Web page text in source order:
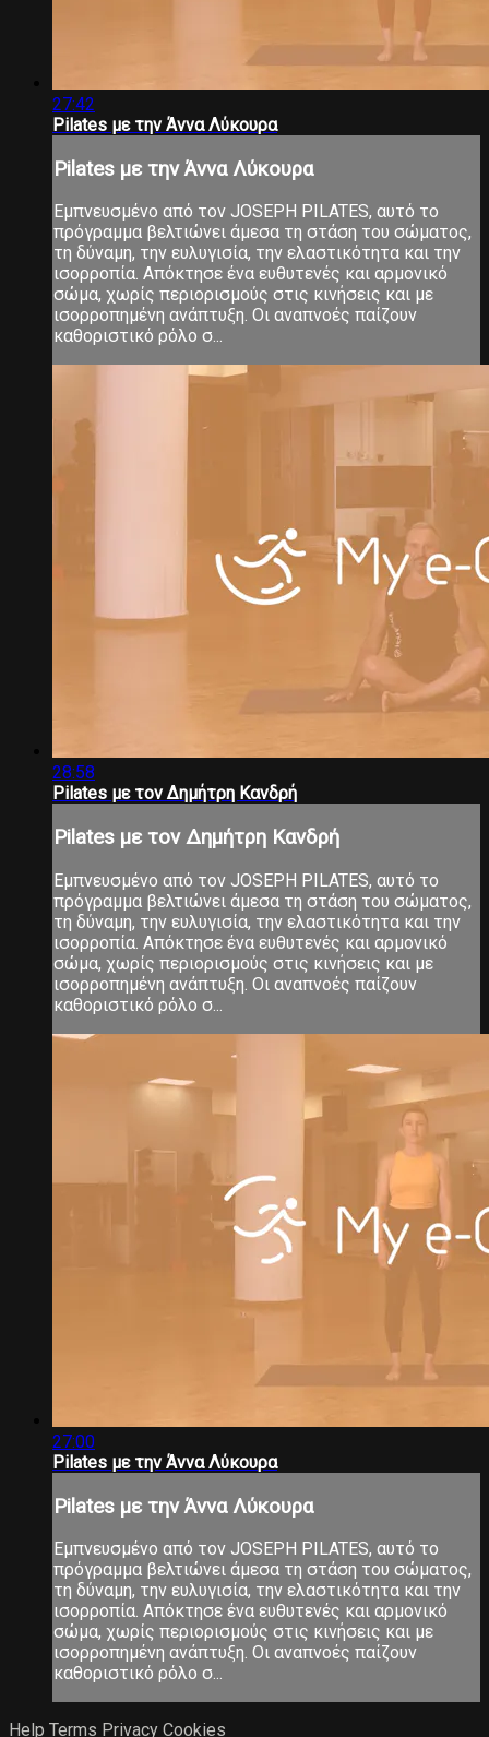
27:42
Pilates με την Άννα Λύκουρα
Pilates με την Άννα Λύκουρα
Εμπνευσμένο από τον JOSEPH PILATES, αυτό το
πρόγραμμα βελτιώνει άμεσα τη στάση του σώματος,
τη δύναμη, την ευλυγισία, την ελαστικότητα και την
ισορροπία. Απόκτησε ένα ευθυτενές και αρμονικό
σώμα, χωρίς περιορισμούς στις κινήσεις και με
ισορροπημένη ανάπτυξη. Οι αναπνοές παίζουν
καθοριστικό ρόλο σ...
28:58
Pilates με τον Δημήτρη Κανδρή
Pilates με τον Δημήτρη Κανδρή
Εμπνευσμένο από τον JOSEPH PILATES, αυτό το
πρόγραμμα βελτιώνει άμεσα τη στάση του σώματος,
τη δύναμη, την ευλυγισία, την ελαστικότητα και την
ισορροπία. Απόκτησε ένα ευθυτενές και αρμονικό
σώμα, χωρίς περιορισμούς στις κινήσεις και με
ισορροπημένη ανάπτυξη. Οι αναπνοές παίζουν
καθοριστικό ρόλο σ...
27:00
Pilates με την Άννα Λύκουρα
Pilates με την Άννα Λύκουρα
Εμπνευσμένο από τον JOSEPH PILATES, αυτό το
πρόγραμμα βελτιώνει άμεσα τη στάση του σώματος,
τη δύναμη, την ευλυγισία, την ελαστικότητα και την
ισορροπία. Απόκτησε ένα ευθυτενές και αρμονικό
σώμα, χωρίς περιορισμούς στις κινήσεις και με
ισορροπημένη ανάπτυξη. Οι αναπνοές παίζουν
καθοριστικό ρόλο σ...
Help Terms Privacy Cookies